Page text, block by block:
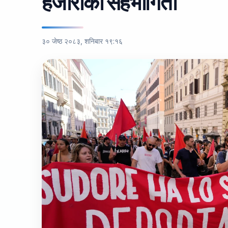
३० जेष्ठ २०८३, शनिबार १९:१६